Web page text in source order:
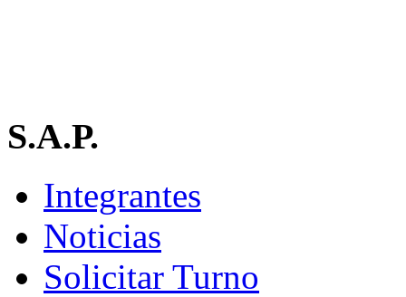
S.A.P.
Integrantes
Noticias
Solicitar Turno